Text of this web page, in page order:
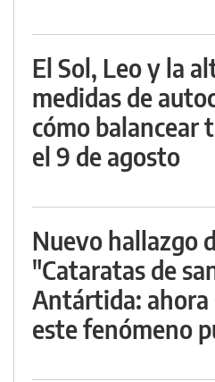
El Sol, Leo y la
medidas de
cómo balancear
el 9 de agosto
Nuevo hallazgo
"Cataratas de
Antártida: ahora
este fenómeno